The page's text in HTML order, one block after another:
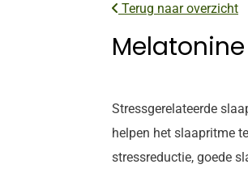
Terug naar overzicht
Stressgerelateerde
helpen het slaapritme
stressreductie, goede